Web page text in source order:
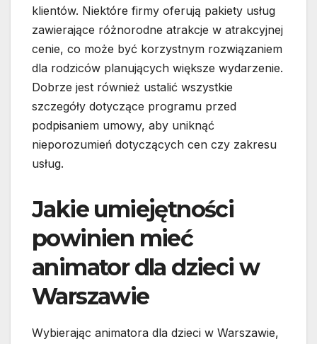
klientów. Niektóre firmy oferują pakiety usług
zawierające różnorodne atrakcje w atrakcyjnej
cenie, co może być korzystnym rozwiązaniem
dla rodziców planujących większe wydarzenie.
Dobrze jest również ustalić wszystkie
szczegóły dotyczące programu przed
podpisaniem umowy, aby uniknąć
nieporozumień dotyczących cen czy zakresu
usług.
Jakie umiejętności
powinien mieć
animator dla dzieci w
Warszawie
Wybierając animatora dla dzieci w Warszawie,